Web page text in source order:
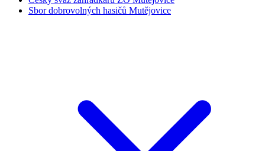
Sbor dobrovolných hasičů Mutějovice